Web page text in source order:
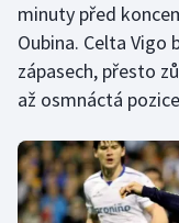
Judo
Krasobruslení
Lyže a snowboard
minuty před
Oubina. Celta Vigo
zápasech, přesto
až osmnáctá